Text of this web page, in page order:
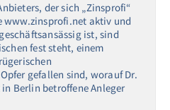
der sich „Zinsprofi“
www.zinsprofi.net aktiv und
ist, sind
fest steht, einem
gefallen sind, worauf Dr.
Berlin betroffene Anleger